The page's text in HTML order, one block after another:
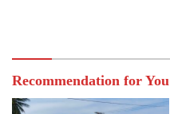
Recommendation for You